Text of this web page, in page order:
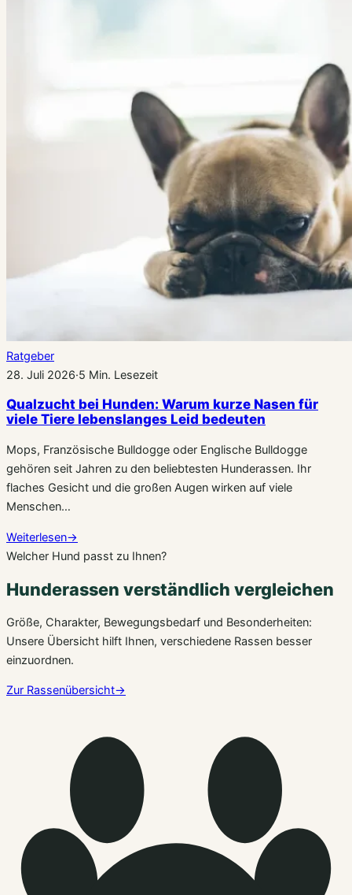
Ratgeber
28. Juli 2026·5 Min. Lesezeit
Qualzucht bei Hunden: Warum kurze Nasen für
viele Tiere lebenslanges Leid bedeuten
Mops, Französische Bulldogge oder Englische Bulldogge
gehören seit Jahren zu den beliebtesten Hunderassen. Ihr
flaches Gesicht und die großen Augen wirken auf viele
Menschen…
Weiterlesen→
Welcher Hund passt zu Ihnen?
Hunderassen verständlich vergleichen
Größe, Charakter, Bewegungsbedarf und Besonderheiten:
Unsere Übersicht hilft Ihnen, verschiedene Rassen besser
einzuordnen.
Zur Rassenübersicht→